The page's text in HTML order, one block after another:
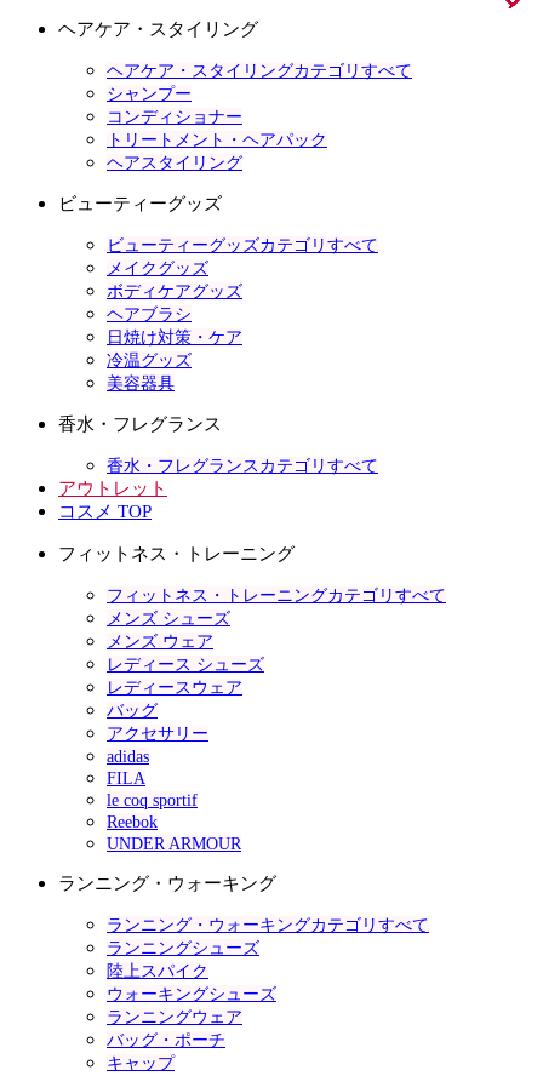
ヘアケア・スタイリング
ヘアケア・スタイリングカテゴリすべて
シャンプー
コンディショナー
トリートメント・ヘアパック
ヘアスタイリング
ビューティーグッズ
ビューティーグッズカテゴリすべて
メイクグッズ
ボディケアグッズ
ヘアブラシ
日焼け対策・ケア
冷温グッズ
美容器具
香水・フレグランス
香水・フレグランスカテゴリすべて
アウトレット
コスメ TOP
フィットネス・トレーニング
フィットネス・トレーニングカテゴリすべて
メンズ シューズ
メンズ ウェア
レディース シューズ
レディースウェア
バッグ
アクセサリー
adidas
FILA
le coq sportif
Reebok
UNDER ARMOUR
ランニング・ウォーキング
ランニング・ウォーキングカテゴリすべて
ランニングシューズ
陸上スパイク
ウォーキングシューズ
ランニングウェア
バッグ・ポーチ
キャップ